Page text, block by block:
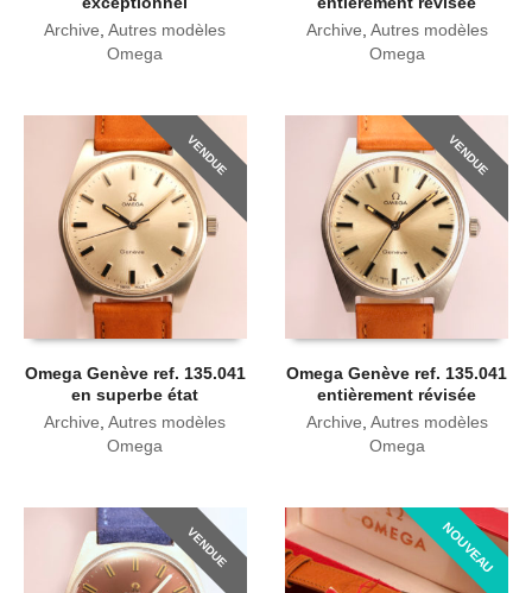
Archive,Autres modèles
Omega
Archive, Autres modèles
Omega
VENDUE
Omega Genève ref. 135.041
en superbe état
Archive ,Autres modèles
Omega
VENDUE
Omega Genève ref. 135.041
entièrement révisée
Archive Autres modèles
Omega
VENDUE NOUVEAU